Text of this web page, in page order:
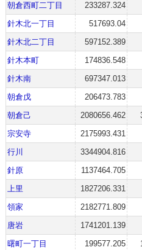
朝倉西町二丁目
233287.324
針木北一丁目
517693.04
針木北二丁目
597152.389
針木本町
174836.548
針木南
697347.013
朝倉戊
206473.783
朝倉己
2080656.462
宗安寺
2175993.431
行川
3344904.816
針原
1137464.705
上里
1827206.331
領家
2182771.809
唐岩
1741201.139
曙町一丁目
199577.205